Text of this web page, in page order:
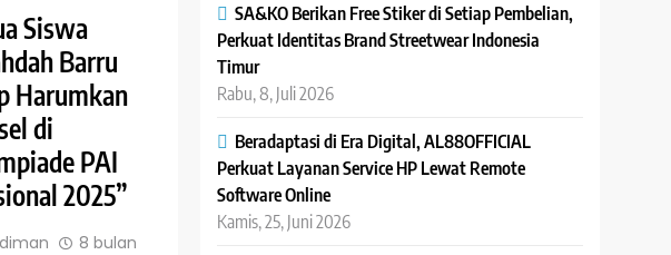
Siswa
Barru
Harumkan
di
PAI
2025”
8 bulan
SA&KO Berikan Free Stiker di Setiap Pembelian,
Perkuat Identitas Brand Streetwear Indonesia
Timur
Rabu, 8, Juli 2026
Beradaptasi di Era Digital, AL88OFFICIAL
Perkuat Layanan Service HP Lewat Remote
Software Online
Kamis, 25, Juni 2026